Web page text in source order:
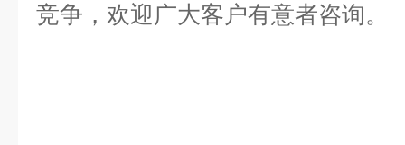
竞争，欢迎广大客户有意者咨询。